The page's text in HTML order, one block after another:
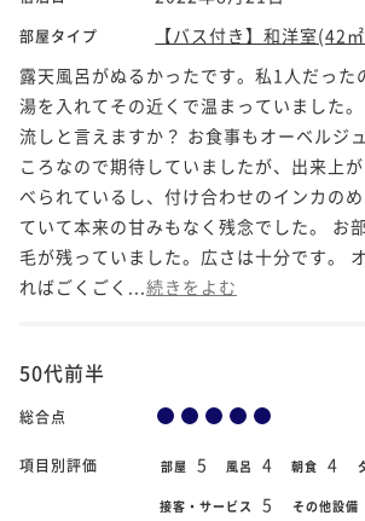
部屋タイプ
【バス付き】和洋室(42
露天風呂がぬるかったです。私1人だった
湯を入れてその近くで温まっていました
流しと言えますか？ お食事もオーベルジ
ころなので期待していましたが、出来上
べられているし、付け合わせのインカの
ていて本来の甘みもなく残念でした。 お
毛が残っていました。広さは十分です。
ればごくごく... 続きをよむ
50代前半
総合点
項目別評価 部屋 5 風呂 4 朝食 4
接客・サービス 5 その他設備